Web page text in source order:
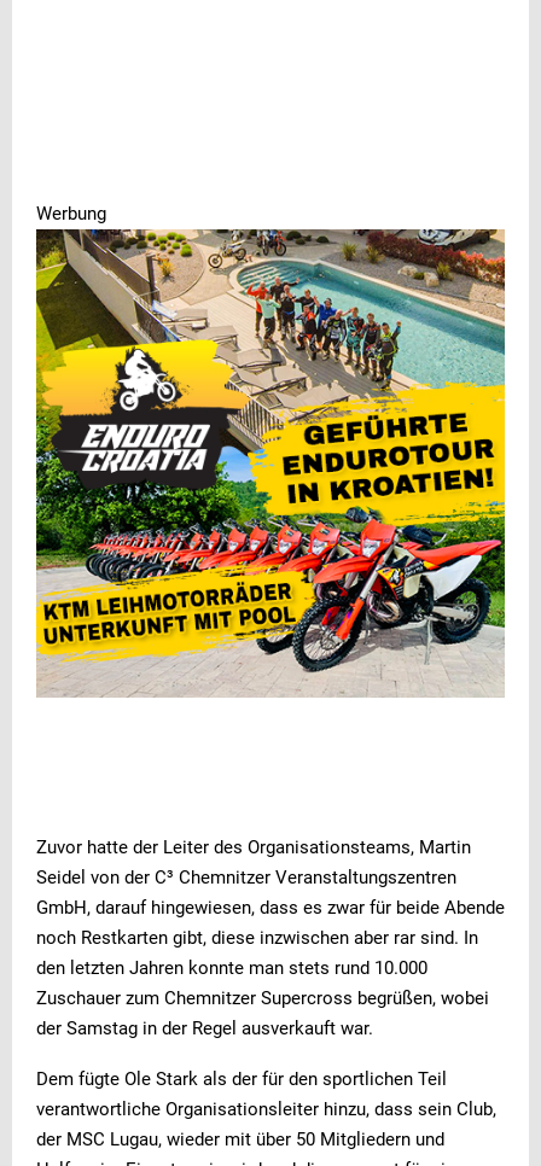
Werbung
Zuvor hatte der Leiter des Organisationsteams, Martin
Seidel von der C³ Chemnitzer Veranstaltungszentren
GmbH, darauf hingewiesen, dass es zwar für beide Abende
noch Restkarten gibt, diese inzwischen aber rar sind. In
den letzten Jahren konnte man stets rund 10.000
Zuschauer zum Chemnitzer Supercross begrüßen, wobei
der Samstag in der Regel ausverkauft war.
Dem fügte Ole Stark als der für den sportlichen Teil
verantwortliche Organisationsleiter hinzu, dass sein Club,
der MSC Lugau, wieder mit über 50 Mitgliedern und
Werbung